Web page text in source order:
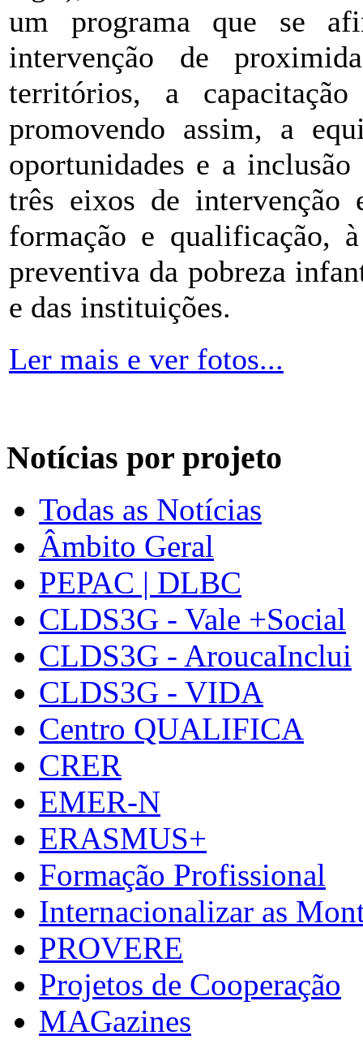
um programa que se
intervenção de
territórios, a
promovendo assim, a
oportunidades e a
três eixos de intervenção
formação e qualificação,
preventiva da pobreza
e das instituições.
Ler mais e ver fotos...
Notícias por projeto
Todas as Notícias
Âmbito Geral
PEPAC | DLBC
CLDS3G - Vale +Social
CLDS3G - AroucaInclui
CLDS3G - VIDA
Centro QUALIFICA
CRER
EMER-N
ERASMUS+
Formação Profissional
Internacionalizar as
PROVERE
Projetos de Cooperação
MAGazines